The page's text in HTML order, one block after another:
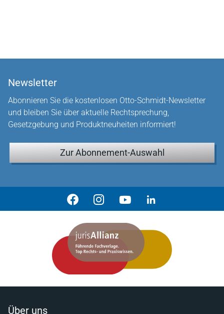
Newsletter
Abonnieren Sie die kostenlosen Otto-Schmidt-Newsletter
und bleiben Sie über aktuelle Rechtsprechung,
Gesetzgebung und Produktneuheiten informiert!
Zur Abonnement-Auswahl
Über uns